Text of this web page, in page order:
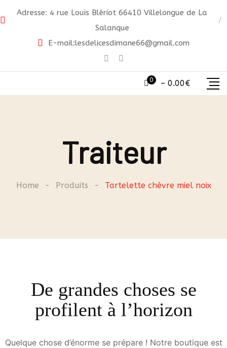
to
Adresse: 4 rue Louis Blériot 66410 Villelongue de La
Salanque
E-mail:lesdelicesdimane66@gmail.com
0 – 0.00€
Traiteur
Home - Produits - Tartelette chèvre miel noix
De grandes choses se
profilent à l’horizon
Quelque chose d’énorme se prépare ! Notre boutique est